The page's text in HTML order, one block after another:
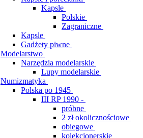
Kapsle
Polskie
Zagraniczne
Kapsle
Gadżety piwne
Modelarstwo
Narzędzia modelarskie
Lupy modelarskie
Numizmatyka
Polska po 1945
III RP 1990 -
próbne
2 zł okolicznościowe
obiegowe
kolekcjonerskie